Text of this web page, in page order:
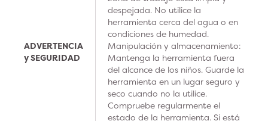
ADVERTENCIA
y SEGURIDAD
despejada. No utilice la
herramienta cerca del agua o en
condiciones de humedad.
Manipulación y almacenamiento:
Mantenga la herramienta fuera
del alcance de los niños. Guarde la
herramienta en un lugar seguro y
seco cuando no la utilice.
Compruebe regularmente el
estado de la herramienta. Si está